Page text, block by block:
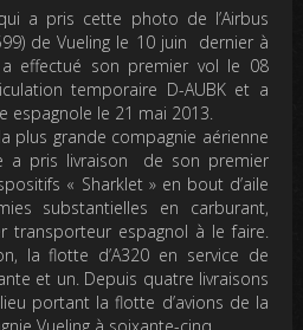
a pris cette photo de l’Airbus
de Vueling le 10 juin dernier à
a effectué son premier vol le 08
temporaire D-AUBK et a
espagnole le 21 mai 2013.
plus grande compagnie aérienne
a pris livraison de son premier
« Sharklet » en bout d’aile
substantielles en carburant,
transporteur espagnol à le faire.
la flotte d’A320 en service de
et un. Depuis quatre livraisons
portant la flotte d’avions de la